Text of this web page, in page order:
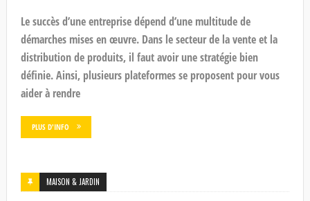
Le succès d’une entreprise dépend d’une multitude de
démarches mises en œuvre. Dans le secteur de la vente et la
distribution de produits, il faut avoir une stratégie bien
définie. Ainsi, plusieurs plateformes se proposent pour vous
aider à rendre
PLUS D'INFO
MAISON & JARDIN